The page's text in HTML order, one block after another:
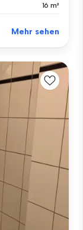
16 m²
Mehr sehen